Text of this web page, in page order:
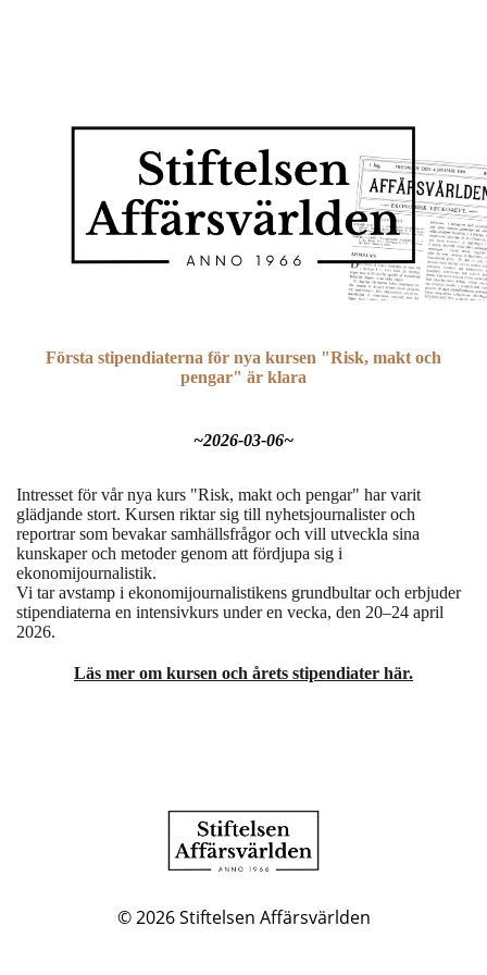
Första stipendiaterna för nya kursen "Risk, makt och
pengar" är klara
~2026-03-06~
Intresset för vår nya kurs "Risk, makt och pengar" har varit
glädjande stort. Kursen riktar sig till nyhetsjournalister och
reportrar som bevakar samhällsfrågor och vill utveckla sina
kunskaper och metoder genom att fördjupa sig i
ekonomijournalistik.
Vi tar avstamp i ekonomijournalistikens grundbultar och erbjuder
stipendiaterna en intensivkurs under en vecka, den 20–24 april
2026.
Läs mer om kursen och årets stipendiater här.
© 2026 Stiftelsen Affärsvärlden